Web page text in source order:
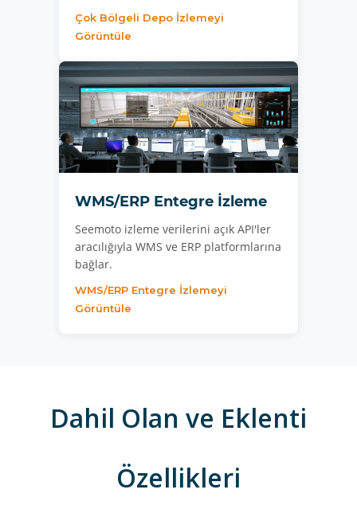
Çok Bölgeli Depo İzlemeyi
Görüntüle
WMS/ERP Entegre İzleme
Seemoto izleme verilerini açık API'ler
aracılığıyla WMS ve ERP platformlarına
bağlar.
WMS/ERP Entegre İzlemeyi
Görüntüle
Dahil Olan ve Eklenti
Özellikleri